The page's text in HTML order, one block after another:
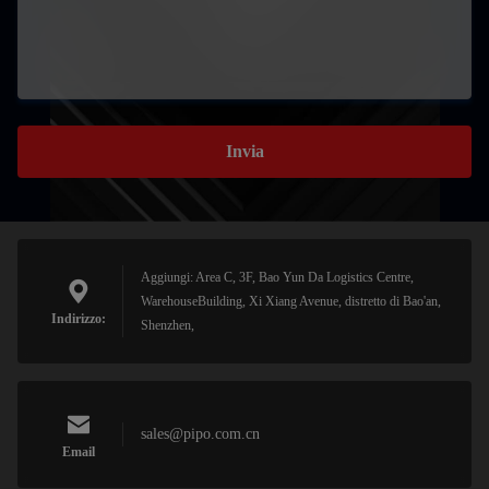
Invia
Indirizzo:
Aggiungi: Area C, 3F, Bao Yun Da Logistics Centre,
WarehouseBuilding, Xi Xiang Avenue, distretto di Bao'an,
Shenzhen,
Email
sales@pipo.com.cn